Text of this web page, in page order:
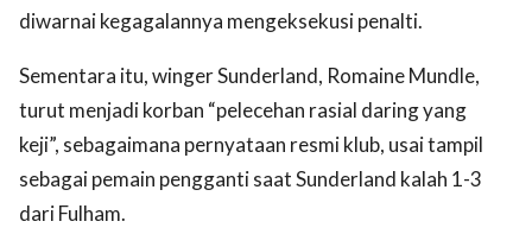
diwarnai kegagalannya mengeksekusi penalti.
Sementara itu, winger Sunderland, Romaine Mundle,
turut menjadi korban “pelecehan rasial daring yang
keji”, sebagaimana pernyataan resmi klub, usai tampil
sebagai pemain pengganti saat Sunderland kalah 1-3
dari Fulham.